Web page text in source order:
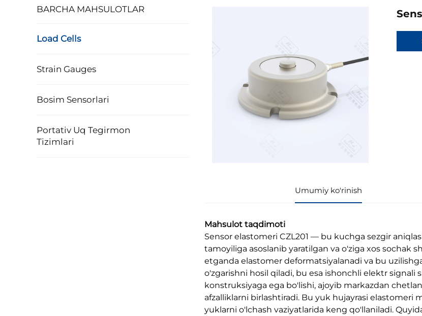
BARCHA MAHSULOTLAR
Load Cells
Strain Gauges
Bosim Sensorlari
Portativ Uq Tegirmon
Tizimlari
Umumiy ko'rinish
Mahsulot taqdimoti
Sensor elastomeri CZL201 — bu kuchga sezgir
tamoyiliga asoslanib yaratilgan va o'ziga xos sochak
etganda elastomer deformatsiyalanadi va bu
o'zgarishni hosil qiladi, bu esa ishonchli elektr signali
konstruksiyaga ega bo'lishi, ajoyib markazdan
afzalliklarni birlashtiradi. Bu yuk hujayrasi elastomeri
yuklarni o'lchash vaziyatlarida keng qo'llaniladi.